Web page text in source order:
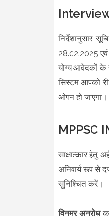
निर्देशानुसार
28.02.2025 एवं
योग्य आवेदकों के
सिस्टम आपको
ओपन हो
MPPSC
साक्षात्कार हेतु
अनिवार्य रूप से
सुनिश्चित करें।
विनम्र अनुरोध